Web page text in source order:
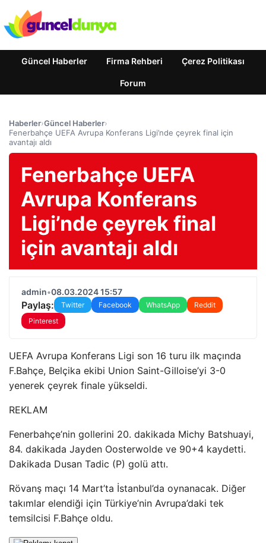
Güncel Haberler Firma Rehberi Çerez Politikası
Forum
Haberler›Güncel Haberler›
Fenerbahçe UEFA Avrupa Konferans Ligi’nde çeyrek final için
avantajı aldı
Fenerbahçe UEFA
Avrupa Konferans
Ligi’nde çeyrek final
için avantajı aldı
admin•08.03.2024 15:57
Paylaş: Twitter Facebook WhatsApp
Reddit
Pinterest
UEFA Avrupa Konferans Ligi son 16 turu ilk maçında
F.Bahçe, Belçika ekibi Union Saint-Gilloise’yi 3-0
yenerek çeyrek finale yükseldi.
REKLAM
Fenerbahçe’nin gollerini 20. dakikada Michy Batshuayi,
84. dakikada Jayden Oosterwolde ve 90+4 kaydetti.
Dakikada Dusan Tadic (P) golü attı.
Rövanş maçı 14 Mart’ta İstanbul’da oynanacak. Diğer
takımlar elendiği için Türkiye’nin Avrupa’daki tek
temsilcisi F.Bahçe oldu.